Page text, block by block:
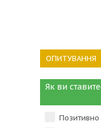
ОПИТУВАННЯ
Як ви
Позитивно